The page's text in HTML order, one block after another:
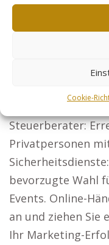
Cookie-
auf eine große
bieten wir
Rechtsanwälte:
Klienten an. Mit
überzeugen und
Steuerberater:
Privatpersonen
bevorzugte Wahl
Events. Online-
an und ziehen Sie
Ihr Marketing-